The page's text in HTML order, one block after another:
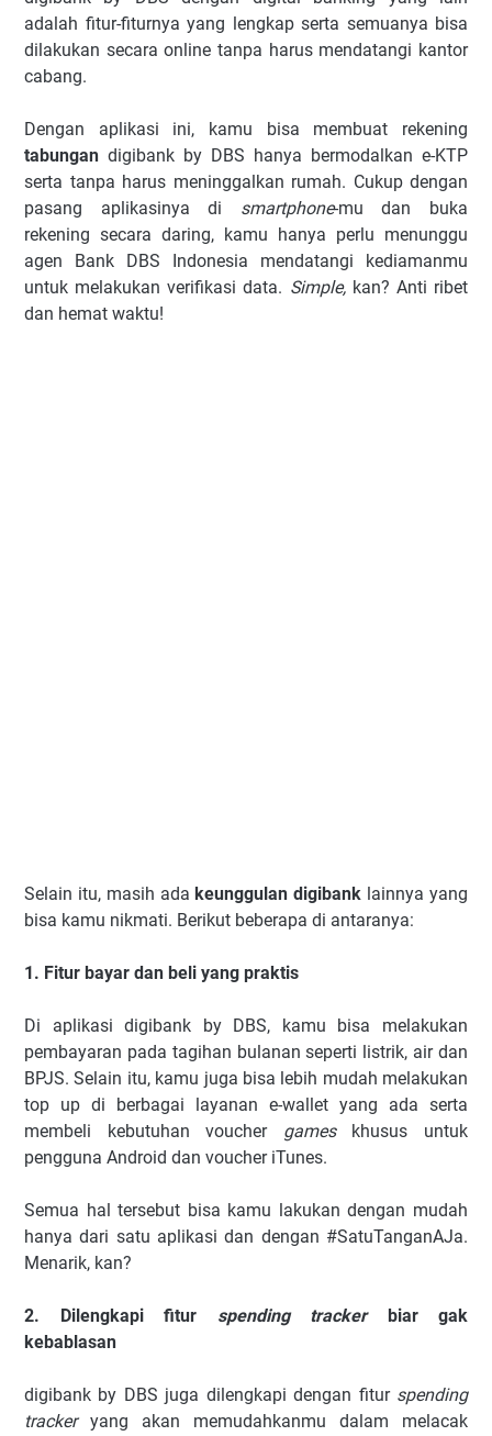
adalah fitur-fiturnya yang lengkap serta semuanya bisa
dilakukan secara online tanpa harus mendatangi kantor
cabang.
Dengan aplikasi ini, kamu bisa membuat rekening
tabungan digibank by DBS hanya bermodalkan e-KTP
serta tanpa harus meninggalkan rumah. Cukup dengan
pasang aplikasinya di smartphone-mu dan buka
rekening secara daring, kamu hanya perlu menunggu
agen Bank DBS Indonesia mendatangi kediamanmu
untuk melakukan verifikasi data. Simple, kan? Anti ribet
dan hemat waktu!
Selain itu, masih adakeunggulan digibank lainnya yang
bisa kamu nikmati. Berikut beberapa di antaranya:
1. Fitur bayar dan beli yang praktis
Di aplikasi digibank by DBS, kamu bisa melakukan
pembayaran pada tagihan bulanan seperti listrik, air dan
BPJS. Selain itu, kamu juga bisa lebih mudah melakukan
top up di berbagai layanan e-wallet yang ada serta
membeli kebutuhan voucher gameskhusus untuk
pengguna Android dan voucher iTunes.
Semua hal tersebut bisa kamu lakukan dengan mudah
hanya dari satu aplikasi dan dengan #SatuTanganAJa.
Menarik, kan?
2. Dilengkapi fitur spending trackerbiar gak
kebablasan
digibank by DBS juga dilengkapi dengan fitur spending
trackeryang akan memudahkanmu dalam melacak